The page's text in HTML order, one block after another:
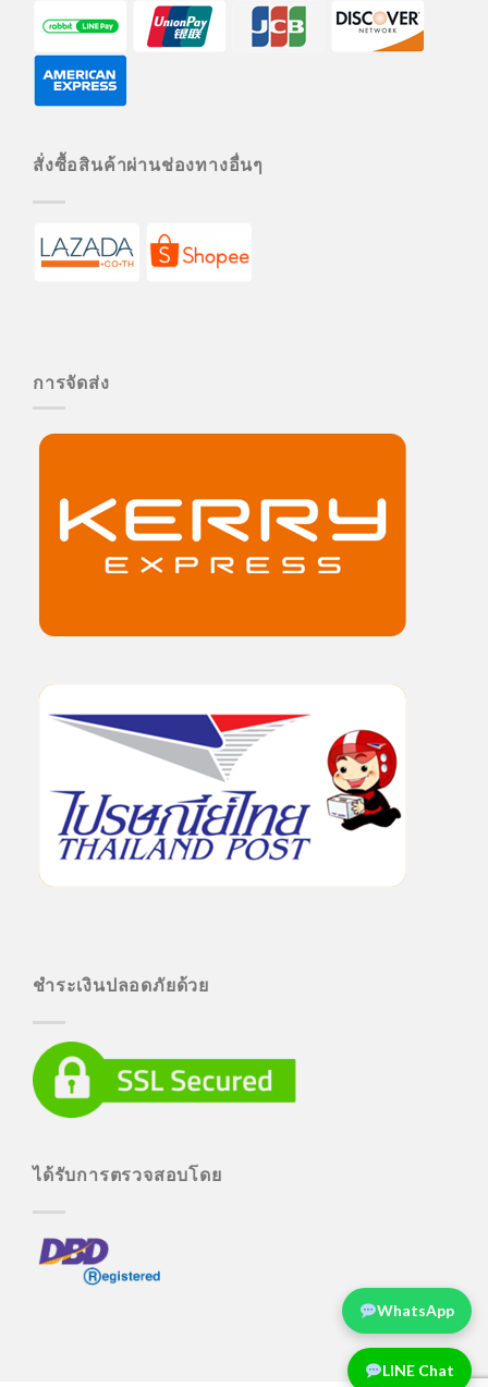
สั่งซื้อสินค้าผ่านช่องทางอื่นๆ
การจัดส่ง
ชำระเงินปลอดภัยด้วย
ได้รับการตรวจสอบโดย
LINE Chat
WhatsApp